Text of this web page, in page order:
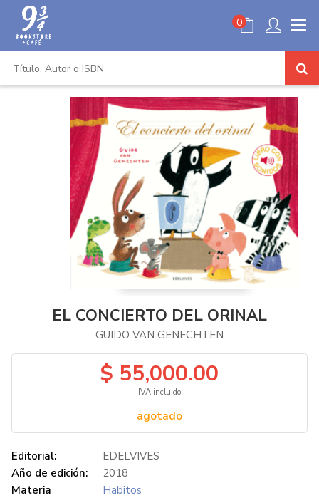
0
EL CONCIERTO DEL ORINAL
GUIDO VAN GENECHTEN
$ 55,000.00
IVA incluido
agotado
Editorial:
EDELVIVES
Año de edición:
2018
Materia
Habitos